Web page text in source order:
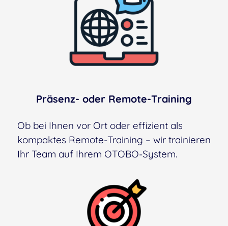
Präsenz- oder Remote-Training
Ob bei Ihnen vor Ort oder effizient als
kompaktes Remote-Training – wir trainieren
Ihr Team auf Ihrem OTOBO-System.